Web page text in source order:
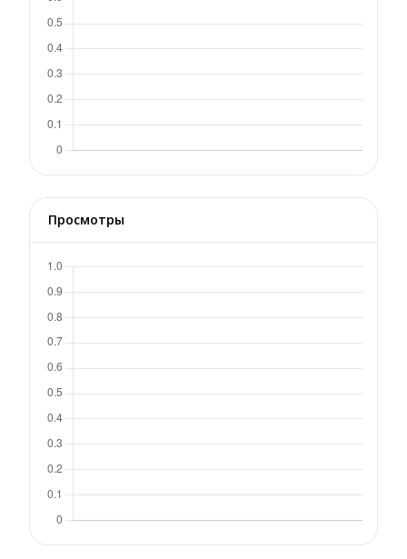
Просмотры